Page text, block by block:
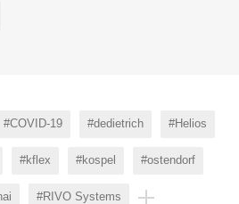
#COVID-19 #dedietrich #Helios
#kflex #kospel #ostendorf
#RIVO Systems